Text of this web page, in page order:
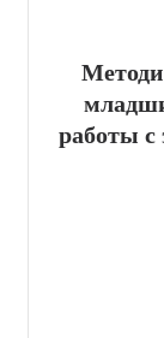
работы